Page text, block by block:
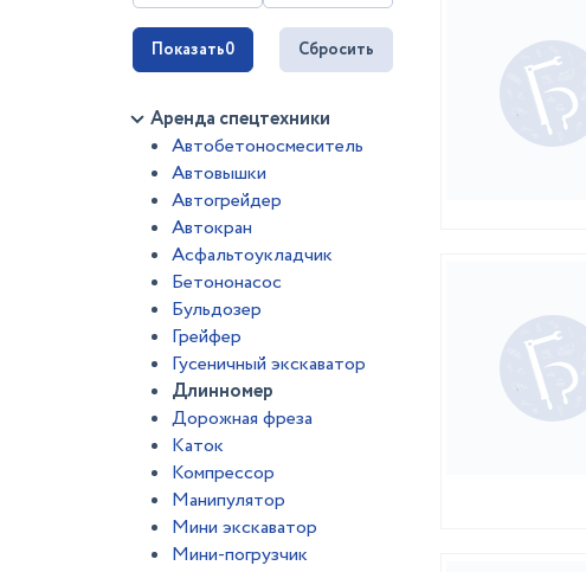
Показать0 Сбросить
Аренда спецтехники
Автобетоносмеситель
Автовышки
Автогрейдер
Автокран
Асфальтоукладчик
Бетононасос
Бульдозер
Грейфер
Гусеничный экскаватор
Длинномер
Дорожная фреза
Каток
Компрессор
Манипулятор
Мини экскаватор
Мини-погрузчик